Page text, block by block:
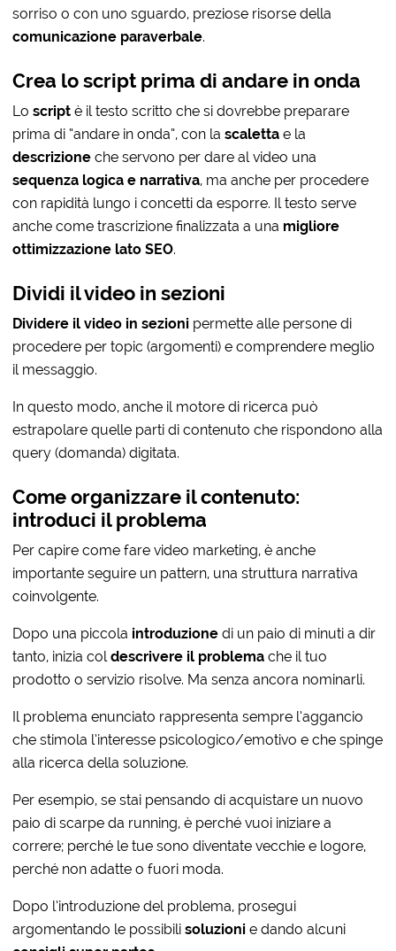
sorriso o con uno sguardo, preziose risorse della
comunicazione paraverbale.
Crea lo script prima di andare in onda
Loscriptè il testo scritto che si dovrebbe preparare
prima di “andare in onda”, con lascalettae la
descrizione che servono per dare al video una
sequenza logica e narrativa, ma anche per procedere
con rapidità lungo i concetti da esporre. Il testo serve
anche come trascrizione finalizzata a una migliore
ottimizzazione lato SEO.
Dividi il video in sezioni
Dividere il video in sezioni permette alle persone di
procedere per topic (argomenti) e comprendere meglio
il messaggio.
In questo modo, anche il motore di ricerca può
estrapolare quelle parti di contenuto che rispondono alla
query (domanda) digitata.
Come organizzare il contenuto:
introduci il problema
Per capire come fare video marketing, è anche
importante seguire un pattern, una struttura narrativa
coinvolgente.
Dopo una piccola introduzione di un paio di minuti a dir
tanto, inizia coldescrivere il problema che il tuo
prodotto o servizio risolve. Ma senza ancora nominarli.
Il problema enunciato rappresenta sempre l’aggancio
che stimola l’interesse psicologico/emotivo e che spinge
alla ricerca della soluzione.
Per esempio, se stai pensando di acquistare un nuovo
paio di scarpe da running, è perché vuoi iniziare a
correre; perché le tue sono diventate vecchie e logore,
perché non adatte o fuori moda.
Dopo l’introduzione del problema, prosegui
argomentando le possibilisoluzioni e dando alcuni